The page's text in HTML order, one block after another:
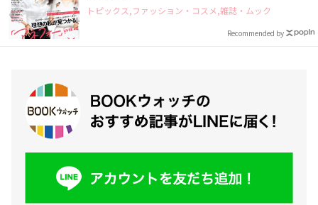
トピックス,ファッション・コスメ,雑誌・ムック
Recommended by